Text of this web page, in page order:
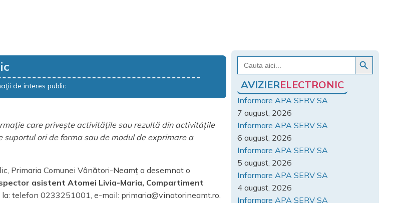
de interes public
care privește activitățile sau rezultă din activitățile
ori de forma sau de modul de exprimare a
Primaria Comunei Vânători-Neamț a desemnat o
asistent Atomei Livia-Maria, Compartiment
telefon 0233251001, e-mail: primaria@vinatorineamt.ro,
Search
for:
Search Button
AVIZIERELECTRONIC
Informare APA SERV SA
7 august, 2026
Informare APA SERV SA
6 august, 2026
Informare APA SERV SA
5 august, 2026
Informare APA SERV SA
4 august, 2026
Informare APA SERV SA